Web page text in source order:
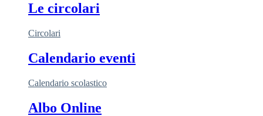
Le circolari
Circolari
Calendario eventi
Calendario scolastico
Albo Online